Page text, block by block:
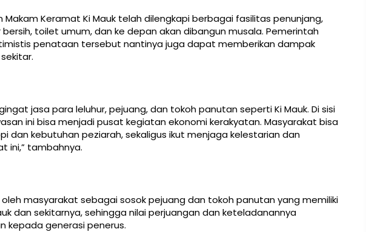
Makam Keramat Ki Mauk telah dilengkapi berbagai fasilitas penunjang,
toilet umum, dan ke depan akan dibangun musala. Pemerintah
penataan tersebut nantinya juga dapat memberikan dampak
jasa para leluhur, pejuang, dan tokoh panutan seperti Ki Mauk. Di sisi
ini bisa menjadi pusat kegiatan ekonomi kerakyatan. Masyarakat bisa
dan kebutuhan peziarah, sekaligus ikut menjaga kelestarian dan
ini,” tambahnya.
oleh masyarakat sebagai sosok pejuang dan tokoh panutan yang memiliki
dan sekitarnya, sehingga nilai perjuangan dan keteladanannya
kepada generasi penerus.